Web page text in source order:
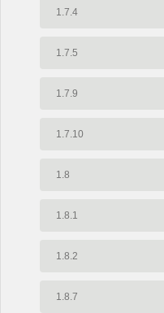
1.7.4
1.7.5
1.7.9
1.7.10
1.8
1.8.1
1.8.2
1.8.7